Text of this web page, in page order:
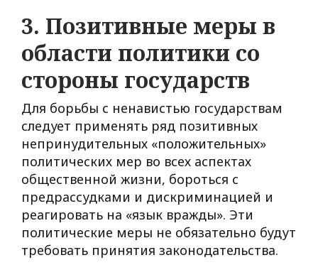
3. Позитивные меры в
области политики со
стороны государств
Для борьбы с ненавистью государствам
следует применять ряд позитивных
непринудительных «положительных»
политических мер во всех аспектах
общественной жизни, бороться с
предрассудками и дискриминацией и
реагировать на «язык вражды». Эти
политические меры не обязательно будут
требовать принятия законодательства.